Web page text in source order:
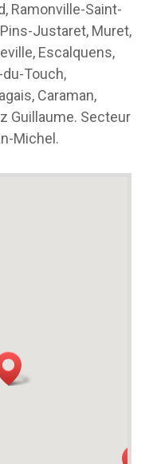
Ramonville-Saint-
Justaret, Muret,
Escalquens,
Touch,
Caraman,
Guillaume. Secteur
Michel.